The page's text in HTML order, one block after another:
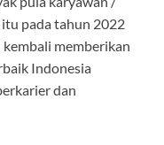
pada tahun 2022
memberikan
Indonesia
dan